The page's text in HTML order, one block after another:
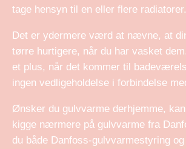
tage hensyn til en eller flere radiatorer.
Det er ydermere værd at nævne, at
tørre hurtigere, når du har vasket
et plus, når det kommer til
ingen vedligeholdelse i forbindelse
Ønsker du gulvvarme derhjemme,
kigge nærmere på gulvvarme fra
du både Danfoss-gulvvarmestyring og